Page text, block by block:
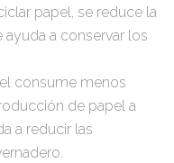
papel, se reduce la
a conservar los
consume menos
de papel a
a reducir las